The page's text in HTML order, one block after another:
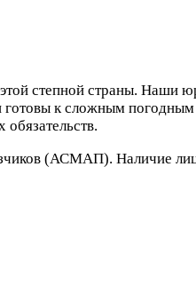
степной страны. Наши
готовы к сложным
(АСМАП). Наличие